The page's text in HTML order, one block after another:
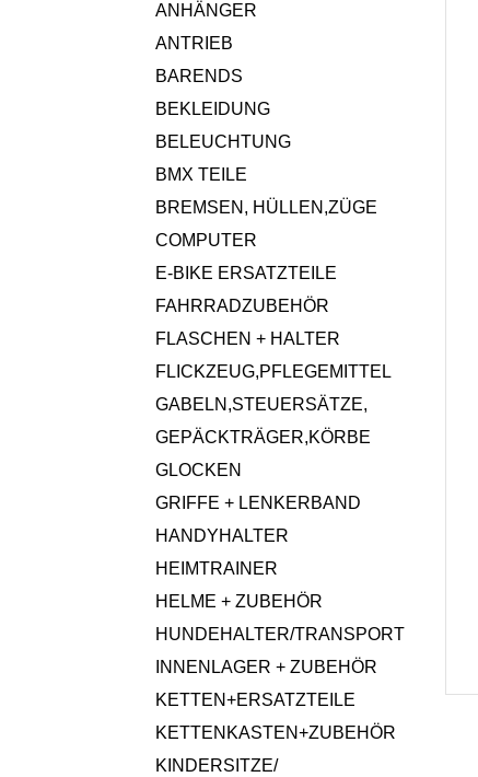
ANHÄNGER
ANTRIEB
BARENDS
BEKLEIDUNG
BELEUCHTUNG
BMX TEILE
BREMSEN, HÜLLEN,ZÜGE
COMPUTER
E-BIKE ERSATZTEILE
FAHRRADZUBEHÖR
FLASCHEN + HALTER
FLICKZEUG,PFLEGEMITTEL
GABELN,STEUERSÄTZE,
GEPÄCKTRÄGER,KÖRBE
GLOCKEN
GRIFFE + LENKERBAND
HANDYHALTER
HEIMTRAINER
HELME + ZUBEHÖR
HUNDEHALTER/TRANSPORT
INNENLAGER + ZUBEHÖR
KETTEN+ERSATZTEILE
KETTENKASTEN+ZUBEHÖR
KINDERSITZE/